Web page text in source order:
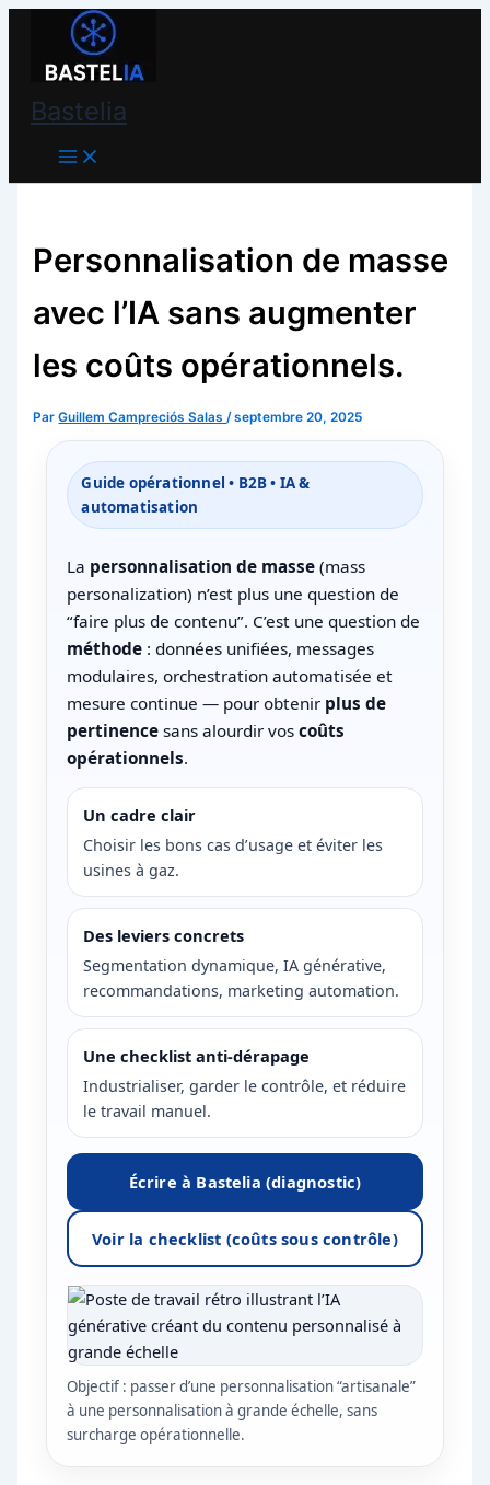
contenu
Bastelia
Bastelia
Personnalisation de masse
avec l’IA sans augmenter
les coûts opérationnels.
ParGuillem Campreciós Salas/septembre 20, 2025
Guide opérationnel • B2B • IA &
automatisation
La personnalisation de masse (mass
personalization) n’est plus une question de
“faire plus de contenu”. C’est une question de
méthode : données unifiées, messages
modulaires, orchestration automatisée et
mesure continue — pour obtenir plus de
pertinence sans alourdir voscoûts
opérationnels.
Un cadre clair
Choisir les bons cas d’usage et éviter les
usines à gaz.
Des leviers concrets
Segmentation dynamique, IA générative,
recommandations, marketing automation.
Une checklist anti-dérapage
Industrialiser, garder le contrôle, et réduire
le travail manuel.
Écrire à Bastelia (diagnostic)
Voir la checklist (coûts sous contrôle)
Objectif : passer d’une personnalisation “artisanale”
à une personnalisation à grande échelle, sans
surcharge opérationnelle.